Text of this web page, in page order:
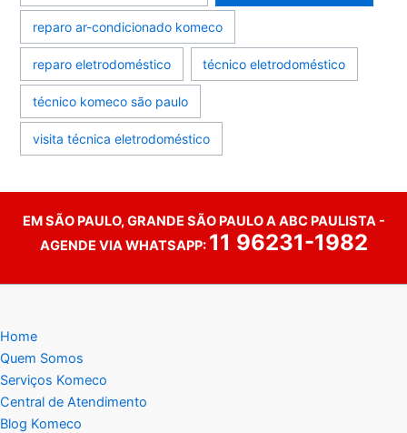
reparo ar-condicionado komeco
reparo eletrodoméstico técnico eletrodoméstico
técnico komeco são paulo
visita técnica eletrodoméstico
EM SÃO PAULO, GRANDE SÃO PAULO A ABC PAULISTA -
AGENDE VIA WHATSAPP: 11 96231-1982
Home
Quem Somos
Serviços Komeco
Central de Atendimento
Blog Komeco